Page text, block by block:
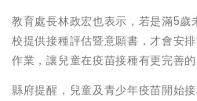
教育處長林政宏也表示，若是滿5
校提供接種評估暨意願書，才會安
作業，讓兒童在疫苗接種有更完善的
縣府提醒，兒童及青少年疫苗開始